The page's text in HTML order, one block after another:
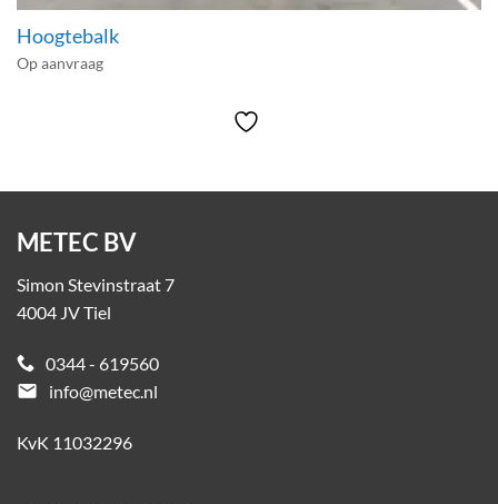
Hoogtebalk
Op aanvraag
METEC BV
Simon Stevinstraat 7
4004 JV Tiel
0344 - 619560
email
info@metec.nl
KvK 11032296